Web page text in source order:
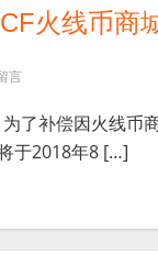
火线币商
言
了补偿因火线币
于2018年8 […]